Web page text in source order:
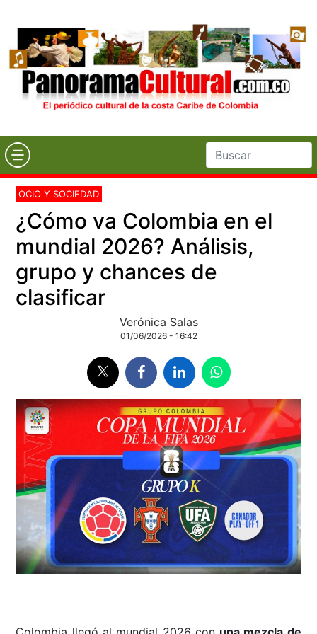
OCIO Y SOCIEDAD
¿Cómo va Colombia en el
mundial 2026? Análisis,
grupo y chances de
clasificar
Verónica Salas
01/06/2026 - 16:42